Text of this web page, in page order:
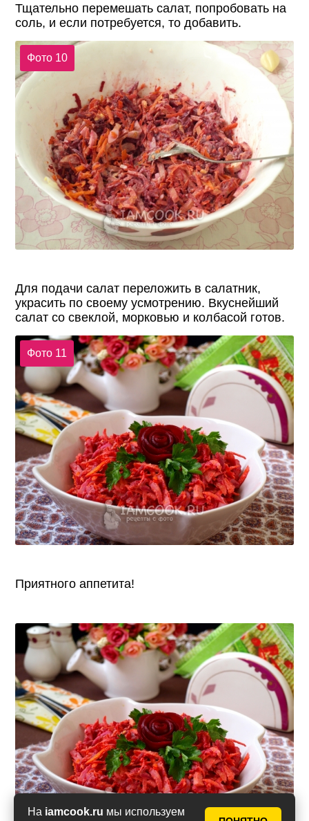
На iamcook.ru мы используем
Тщательно перемешать салат, попробовать на
соль, и если потребуется, то добавить.
Фото 10
Для подачи салат переложить в салатник,
украсить по своему усмотрению. Вкуснейший
салат со свеклой, морковью и колбасой готов.
Фото 11
Приятного аппетита!